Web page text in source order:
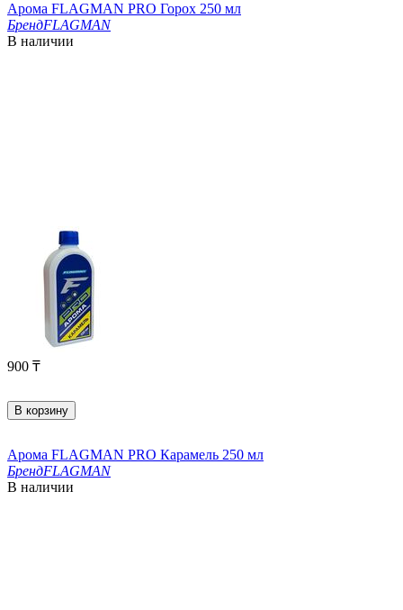
Арома FLAGMAN PRO Горох 250 мл
БрендFLAGMAN
В наличии
900 ₸
В корзину
Арома FLAGMAN PRO Карамель 250 мл
БрендFLAGMAN
В наличии